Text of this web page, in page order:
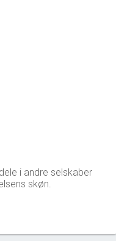
i andre selskaber
skøn.